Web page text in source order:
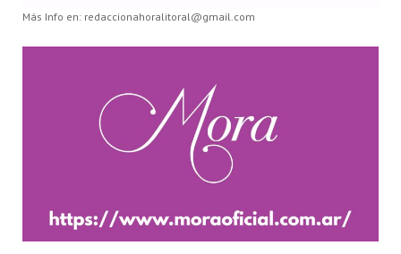
Más Info en: redaccionahoralitoral@gmail.com